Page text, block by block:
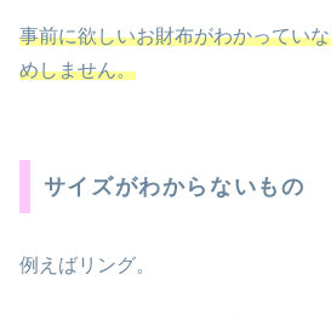
事前に欲しいお財布がわかってい
めしません。
サイズがわからないもの
例えばリング。